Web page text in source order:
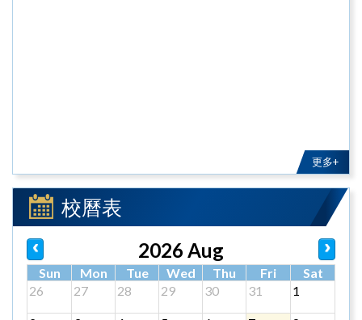
更多+
校曆表
2026 Aug
Sun Mon Tue Wed Thu Fri
Sat
26
27 28 29 30 31 1